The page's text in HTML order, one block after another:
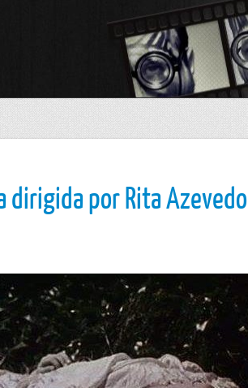
dirigida por Rita Azevedo